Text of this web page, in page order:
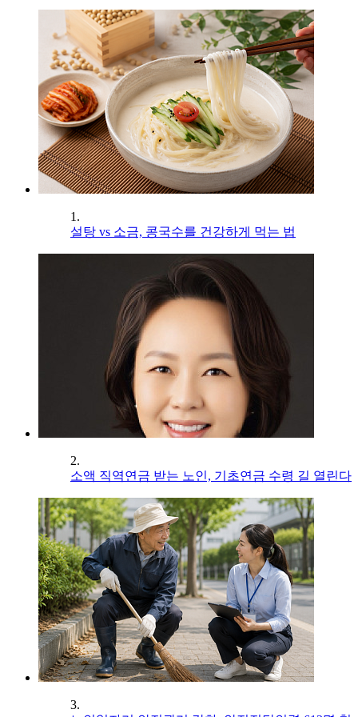
1.
설탕 vs 소금, 콩국수를 건강하게 먹는 법
2.
소액 직역연금 받는 노인, 기초연금 수령 길 열린다
3.